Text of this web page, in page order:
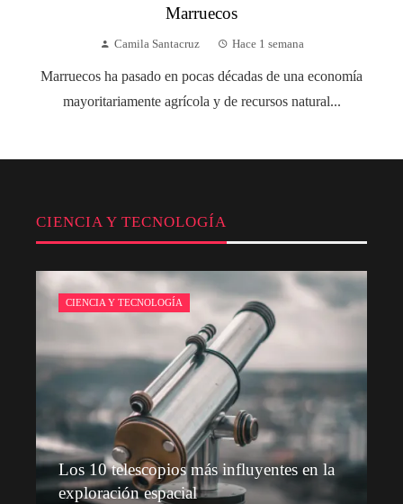
Marruecos
Camila Santacruz Hace 1 semana
Marruecos ha pasado en pocas décadas de una economía
mayoritariamente agrícola y de recursos natural...
CIENCIA Y TECNOLOGÍA
CIENCIA Y TECNOLOGÍA
Los 10 telescopios más influyentes en la
exploración espacial